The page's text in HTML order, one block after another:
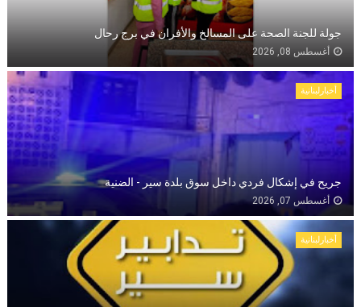
جولة للجنة الصحة على المسالخ والأفران في برج رحال
أغسطس 08, 2026
أخبارلبنانية
جريح في إشكال فردي داخل سوق بلدة سير - الضنية
أغسطس 07, 2026
أخبارلبنانية